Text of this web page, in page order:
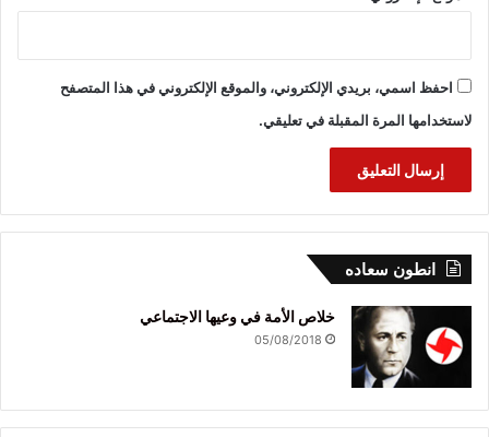
احفظ اسمي، بريدي الإلكتروني، والموقع الإلكتروني في هذا المتصفح
لاستخدامها المرة المقبلة في تعليقي.
انطون سعاده
خلاص الأمة في وعيها الاجتماعي
05/08/2018